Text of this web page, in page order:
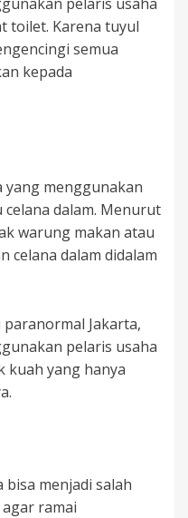
toilet. Karena tuyul
semua
kepada
yang menggunakan
dalam. Menurut
warung makan atau
celana dalam didalam
Jakarta,
pelaris usaha
kuah yang hanya
menjadi salah
ramai